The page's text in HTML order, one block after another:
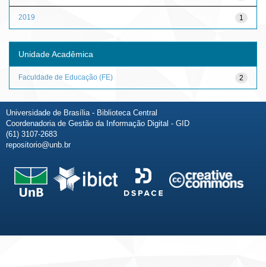
1
2019
Unidade Acadêmica
2
Faculdade de Educação (FE)
Universidade de Brasília - Biblioteca Central
Coordenadoria de Gestão da Informação Digital - GID
(61) 3107-2683
repositorio@unb.br